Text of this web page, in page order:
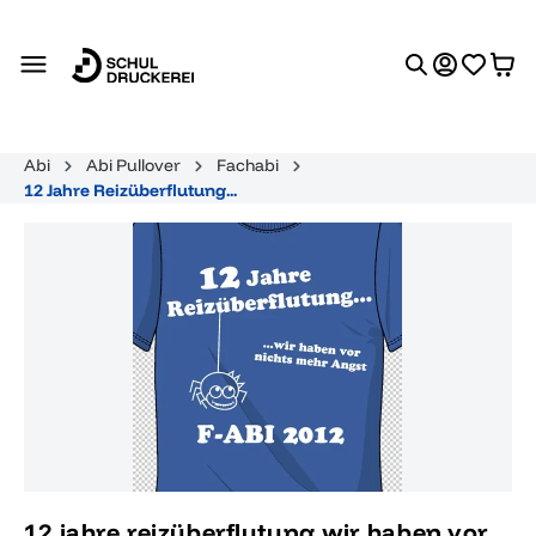
Abi Abi Pullover
Fachabi
12 Jahre Reizüberflutung...
Bildergalerie überspringen